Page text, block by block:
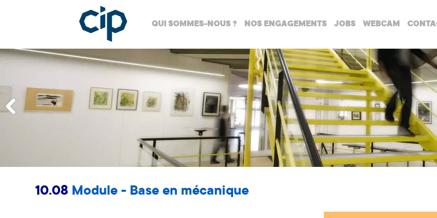
QUI SOMMES-NOUS ? NOS ENGAGEMENTS JOBS WEBCAM
10.08 Module - Base en mécanique